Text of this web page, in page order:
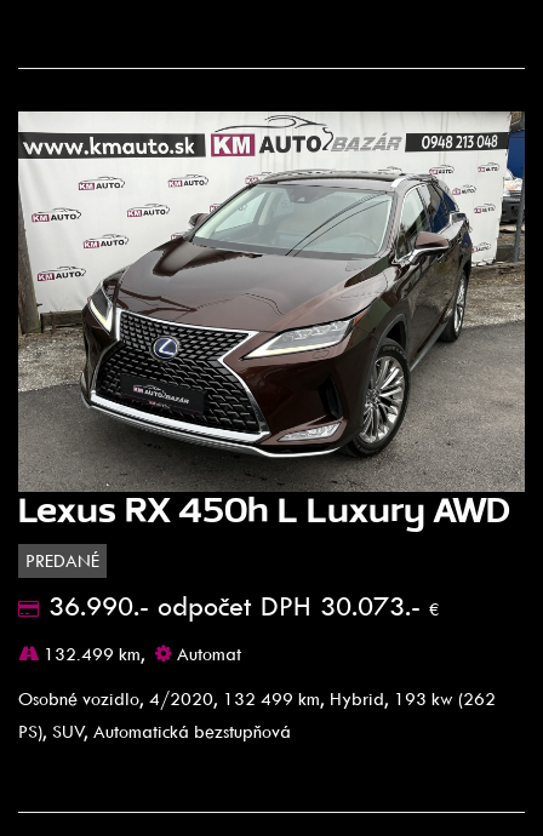
Lexus RX 450h L Luxury AWD
PREDANÉ
36.990.- odpočet DPH 30.073.- €
132.499 km,
Automat
Osobné vozidlo, 4/2020, 132 499 km, Hybrid, 193 kw (262
PS), SUV, Automatická bezstupňová